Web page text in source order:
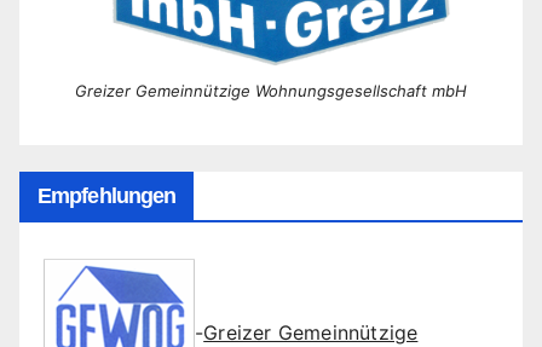
Greizer Gemeinnützige Wohnungsgesellschaft mbH
Empfehlungen
-Greizer Gemeinnützige